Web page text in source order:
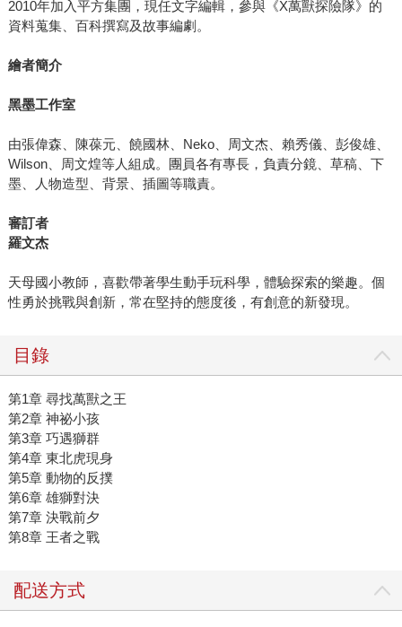
2010年加入平方集團，現任文字編輯，參與《X萬獸探險隊》的
資料蒐集、百科撰寫及故事編劇。
繪者簡介
黑墨工作室
由張偉森、陳葆元、饒國林、Neko、周文杰、賴秀儀、彭俊雄、
Wilson、周文煌等人組成。團員各有專長，負責分鏡、草稿、下
墨、人物造型、背景、插圖等職責。
審訂者
羅文杰
天母國小教師，喜歡帶著學生動手玩科學，體驗探索的樂趣。個
性勇於挑戰與創新，常在堅持的態度後，有創意的新發現。
目錄
第1章 尋找萬獸之王
第2章 神祕小孩
第3章 巧遇獅群
第4章 東北虎現身
第5章 動物的反撲
第6章 雄獅對決
第7章 決戰前夕
第8章 王者之戰
配送方式